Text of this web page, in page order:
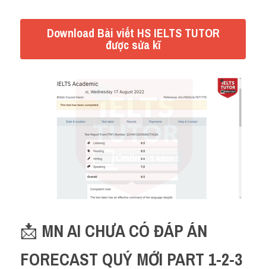
Download Bài viết HS IELTS TUTOR
được sửa kĩ
📩 MN AI CHƯA CÓ ĐÁP ÁN
FORECAST QUÝ MỚI PART 1-2-3